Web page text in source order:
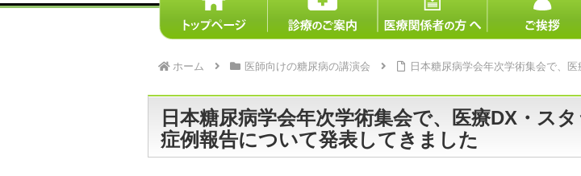
ホーム 医師向けの糖尿病の講演会 日本糖尿病学会年次学術集会で、
日本糖尿病学会年次学術集会で、医療DX・スタ
症例報告について発表してきました